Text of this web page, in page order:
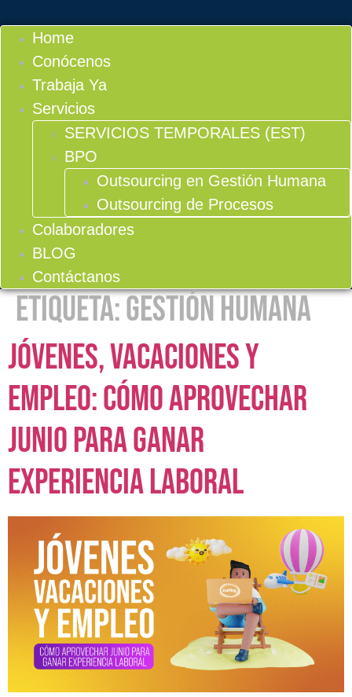
Home
Conócenos
Trabaja Ya
Servicios
SERVICIOS TEMPORALES (EST)
BPO
Outsourcing en Gestión Humana
Outsourcing de Procesos
Colaboradores
BLOG
Contáctanos
Etiqueta:gestión humana
Jóvenes, vacaciones y
empleo: cómo aprovechar
junio para ganar
experiencia laboral